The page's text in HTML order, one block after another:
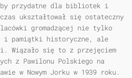
przydatne dla bibliotek i
ukształtował się ostateczny
gromadzącej nie tylko
i pamiątki historyczne, ale
Wiązało się to z przejęciem
z Pawilonu Polskiego na
w Nowym Jorku w 1939 roku.